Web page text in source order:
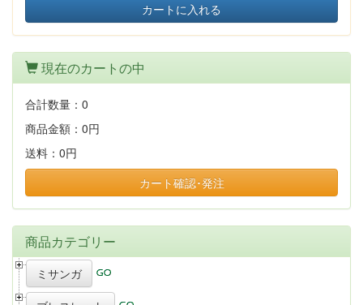
カートに入れる
現在のカートの中
合計数量： 0
商品金額： 0円
送料： 0円
カート確認･発注
商品カテゴリー
ミサンガ